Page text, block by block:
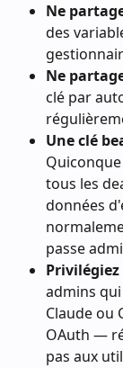
Ne
des
Ne
clé par
Une clé
tous les
données
passe
admins
Claude ou
OAuth —
pas aux